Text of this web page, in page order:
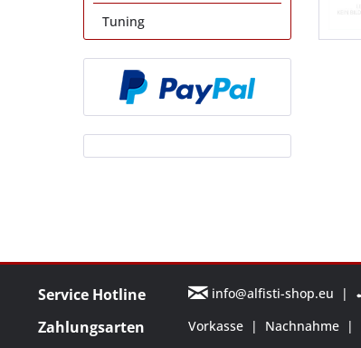
Tuning
Service Hotline info@alfisti-shop.eu |
Zahlungsarten Vorkasse | Nachnahme |